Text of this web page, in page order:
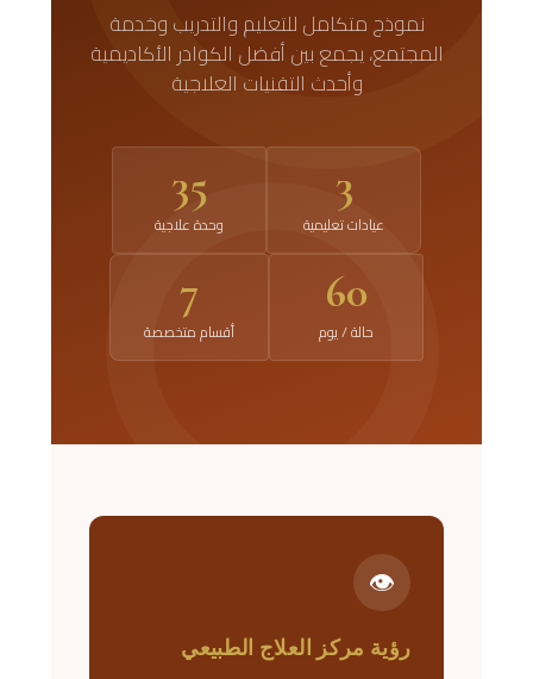
نموذج متكامل للتعليم والتدريب وخدمة
المجتمع، يجمع بين أفضل الكوادر الأكاديمية
وأحدث التقنيات العلاجية
3
عيادات تعليمية
35
وحدة علاجية
60
حالة / يوم
7
أقسام متخصصة
👁
رؤية مركز العلاج الطبيعي